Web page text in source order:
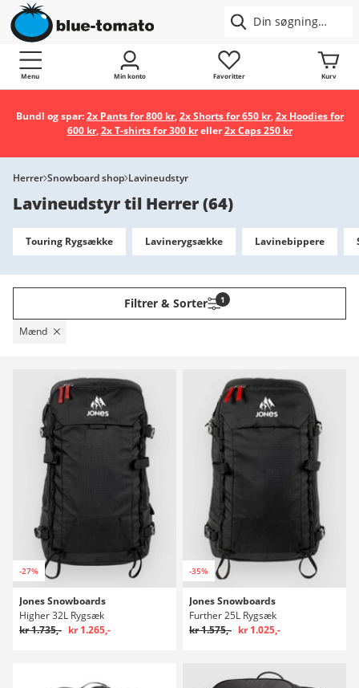
Menu Min konto Favoritter Kurv
Bundl og spar:2x Pants for 800 kr,2x Shorts for 650 kr,2x Hoodies for
600 kr,2x T-shirts for 300 kreller2x Caps 250 kr
Herrer Snowboard shop Lavineudstyr
Lavineudstyr til Herrer(64)
Touring Rygsække Lavinerygsække Lavinebippere
Filtrer & Sorter 1
Mænd
-27%
Jones Snowboards
Higher 32L Rygsæk
kr 1.735,- kr 1.265,-
-35%
Jones Snowboards
Further 25L Rygsæk
kr 1.575,- kr 1.025,-